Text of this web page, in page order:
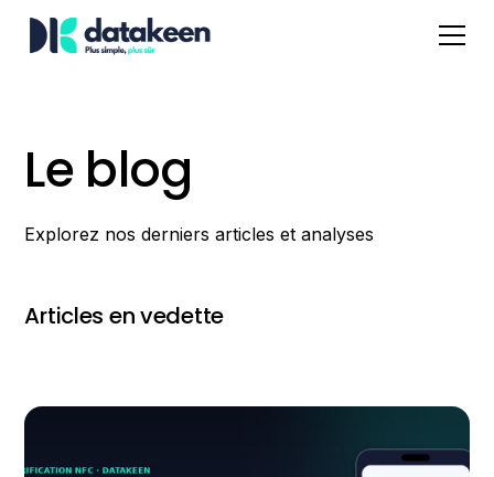
Le blog
Explorez nos derniers articles et analyses
Articles en vedette